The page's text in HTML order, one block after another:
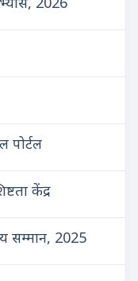
पोर्टल
केंद्र
सम्मान, 2025